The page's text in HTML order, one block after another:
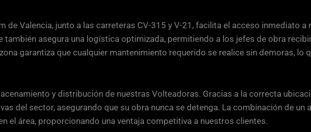
de Valencia, junto a las carreteras CV-315 y V-21, facilita el acceso inmediato
asegura una logística optimizada, permitiendo a los jefes de obra
garantiza que cualquier mantenimiento requerido se realice sin demoras, lo
y distribución de nuestras Volteadoras. Gracias a la correcta
del sector, asegurando que su obra nunca se detenga. La combinación de un
el área, proporcionando una ventaja competitiva a nuestros clientes.